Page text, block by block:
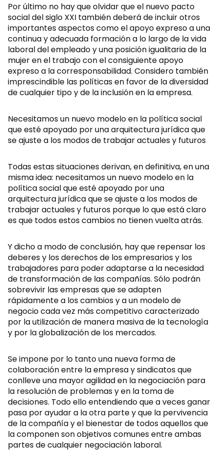
Por último no hay que olvidar que el nuevo pacto
social del siglo XXI también deberá de incluir otros
importantes aspectos como el apoyo expreso a una
continua y adecuada formación a lo largo de la vida
laboral del empleado y una posición igualitaria de la
mujer en el trabajo con el consiguiente apoyo
expreso a la corresponsabilidad. Considero también
imprescindible las políticas en favor de la diversidad
de cualquier tipo y de la inclusión en la empresa.
Necesitamos un nuevo modelo en la política social
que esté apoyado por una arquitectura jurídica que
se ajuste a los modos de trabajar actuales y futuros
Todas estas situaciones derivan, en definitiva, en una
misma idea: necesitamos un nuevo modelo en la
política social que esté apoyado por una
arquitectura jurídica que se ajuste a los modos de
trabajar actuales y futuros porque lo que está claro
es que todos estos cambios no tienen vuelta atrás.
Y dicho a modo de conclusión, hay que repensar los
deberes y los derechos de los empresarios y los
trabajadores para poder adaptarse a la necesidad
de transformación de las compañías. Sólo podrán
sobrevivir las empresas que se adapten
rápidamente a los cambios y a un modelo de
negocio cada vez más competitivo caracterizado
por la utilización de manera masiva de la tecnología
y por la globalización de los mercados.
Se impone por lo tanto una nueva forma de
colaboración entre la empresa y sindicatos que
conlleve una mayor agilidad en la negociación para
la resolución de problemas y en la toma de
decisiones. Todo ello entendiendo que a veces ganar
pasa por ayudar a la otra parte y que la pervivencia
de la compañía y el bienestar de todos aquellos que
la componen son objetivos comunes entre ambas
partes de cualquier negociación laboral.